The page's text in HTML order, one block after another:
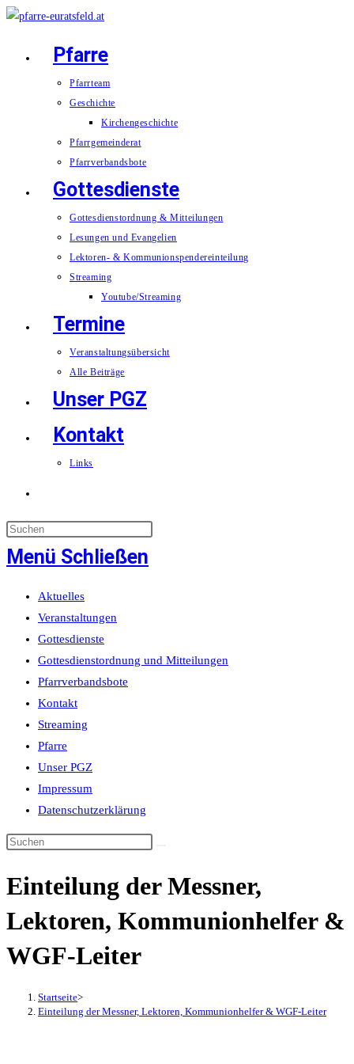
Zum
springen
Pfarre
Pfarrteam
Geschichte
Kirchengeschichte
Pfarrgemeinderat
Pfarrverbandsbote
Gottesdienste
Gottesdienstordnung & Mitteilungen
Lesungen und Evangelien
Lektoren- & Kommunionspendereinteilung
Streaming
Youtube/Streaming
Termine
Veranstaltungsübersicht
Alle Beiträge
Unser PGZ
Kontakt
Links
Suche
umschalten
Menü Schließen
Aktuelles
Veranstaltungen
Gottesdienste
Gottesdienstordnung und Mitteilungen
Pfarrverbandsbote
Kontakt
Streaming
Pfarre
Unser PGZ
Impressum
Datenschutzerklärung
Einteilung der Messner,
Lektoren, Kommunionhelfer &
WGF-Leiter
Startseite>
Einteilung der Messner, Lektoren, Kommunionhelfer & WGF-Leiter